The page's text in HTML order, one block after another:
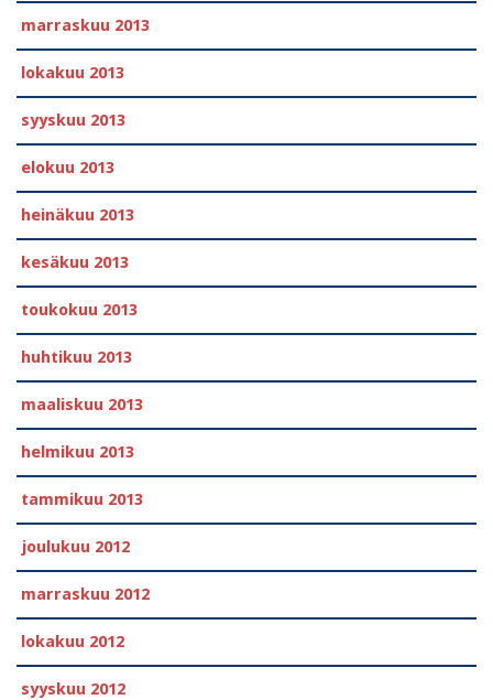
marraskuu 2013
lokakuu 2013
syyskuu 2013
elokuu 2013
heinäkuu 2013
kesäkuu 2013
toukokuu 2013
huhtikuu 2013
maaliskuu 2013
helmikuu 2013
tammikuu 2013
joulukuu 2012
marraskuu 2012
lokakuu 2012
syyskuu 2012